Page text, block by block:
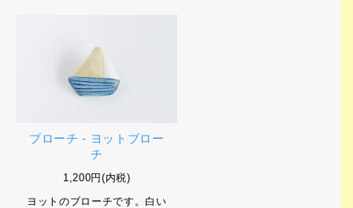
ブローチ - ヨットブロー
チ
1,200円(内税)
ヨットのブローチです。白い